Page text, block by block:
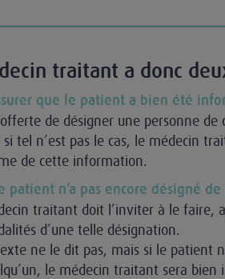
traitant a donc
que le patient a bien été
de désigner une personne de
si tel n’est pas le cas, le médecin
de cette information.
patient n’a pas encore désigné
traitant doit l’inviter à le faire,
d’une telle désignation.
ne le dit pas, mais si le patient
le médecin traitant sera bien